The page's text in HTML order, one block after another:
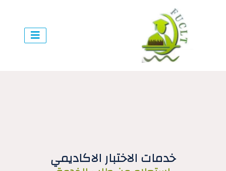
خدمات الاختبار الاكاديمي